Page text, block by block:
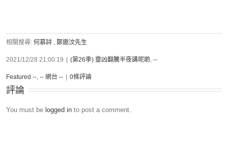
相關搜尋: 何慕詩 , 鄭遨汶先生
2021/12/28 21:00:19 (第26季) 靈凶翻騰半夜講呢啲, --
Featured --, -- 網台 -- 0條評論
評論
You must be logged in to post a comment.